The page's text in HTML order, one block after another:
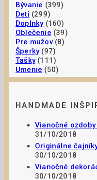
Bývanie (399)
Deti (299)
Doplnky(160)
Oblečenie (39)
Pre mužov(8)
Šperky(97)
Tašky(111)
Umenie (50)
HANDMADE
Vianočné
31/10/2018
Originálne
30/10/2018
Vianočné
30/10/2018